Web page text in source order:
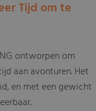
Tijd om te
ontworpen om
aan avonturen. Het
en met een gewicht